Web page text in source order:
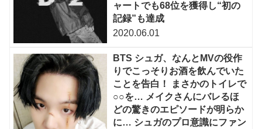
ャートでも68位を獲得し“初の
記録”も達成
2020.06.01
BTS シュガ、なんとMVの役作
りでこっそりお酒を飲んでいた
ことを告白！ まさかのトイレで
○○を… メイクさんにバレるほ
どの驚きのエピソードが明らか
に… シュガのプロ意識にファン